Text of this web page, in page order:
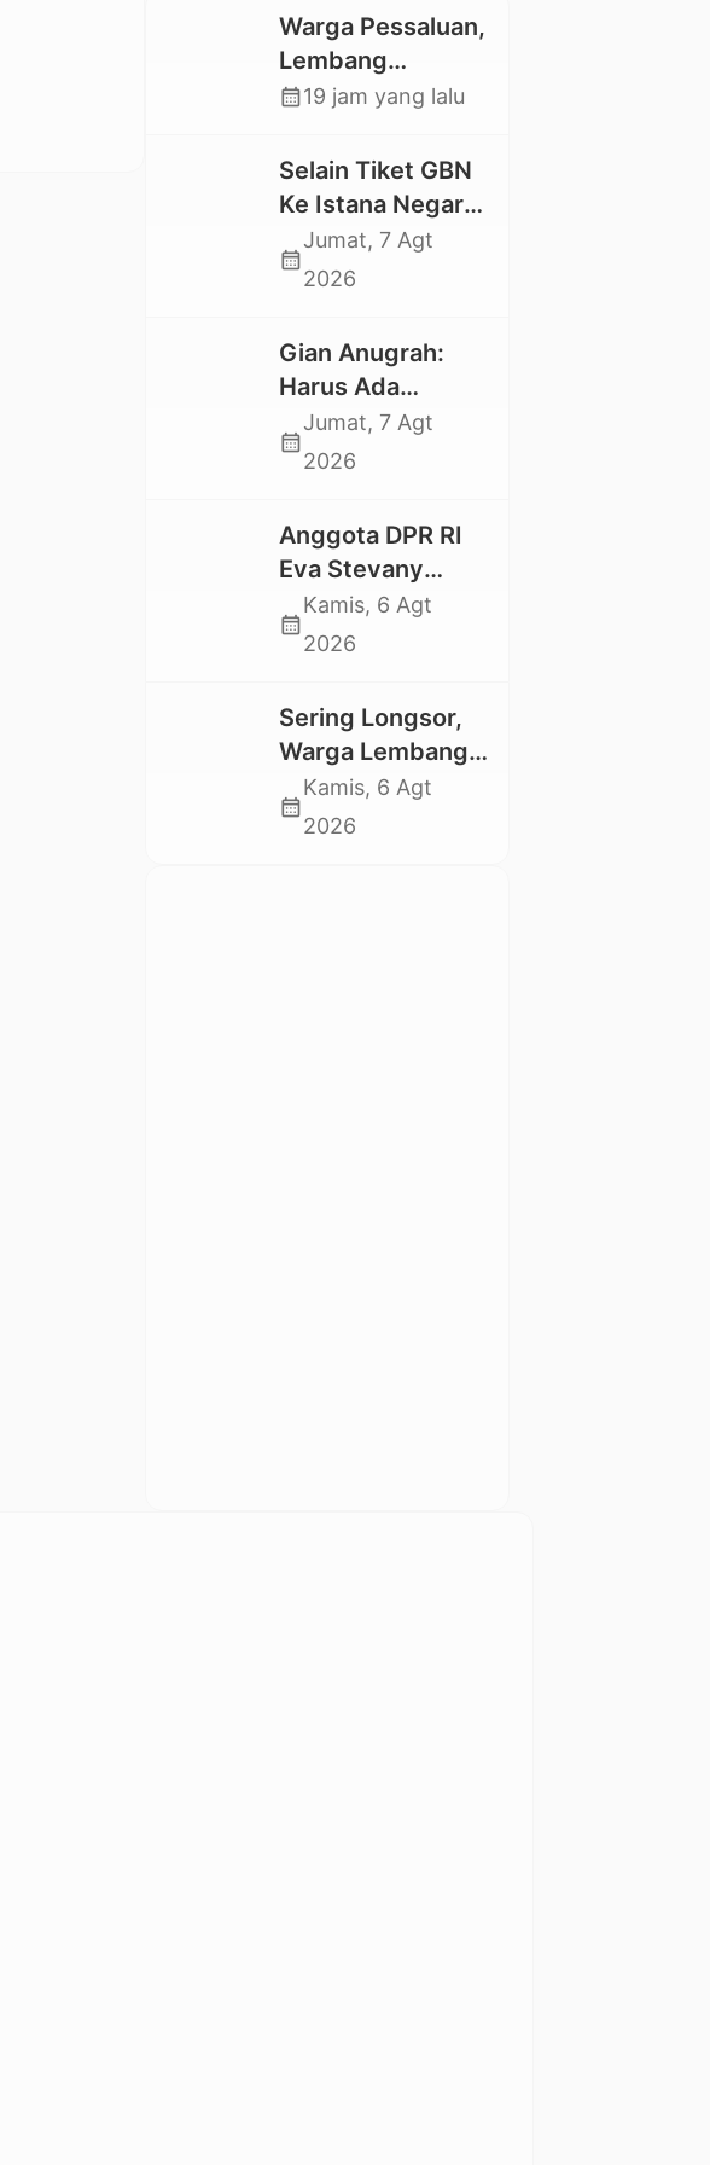
Warga Pessaluan,
Lembang
Gandangbatu
Jalan Kabupaten
calendar_month19 jam yang lalu
Selain Tiket GBN
Ke Istana Negara,
Mahasiswa UKI
Toraja Oktavia
Pekan Seni
Mahasiswa
calendar_month
Jumat, 7 Agt
2026
Gian Anugrah:
Harus Ada
Kepastian Hukum
Hilangnya Stoner,
tidak Larut dalam
Trauma dan
Kesedihan
Berkepanjangan
calendar_month
Jumat, 7 Agt
2026
Anggota DPR RI
Eva Stevany
Rataba Salurkan
Bantuan Bagi
Longsor di Buntu
Pepasan
calendar_month
Kamis, 6 Agt
2026
Sering Longsor,
Warga Lembang
Gasing Swadaya
Bangun Plat
calendar_month
Kamis, 6 Agt
2026